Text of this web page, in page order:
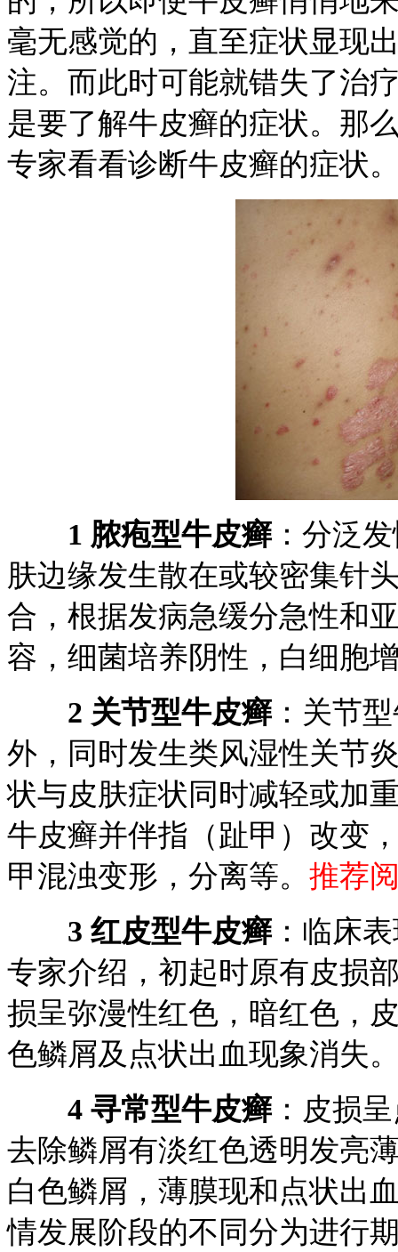
毫无感觉的，直至症状显现
注。而此时可能就错失了治
是要了解牛皮癣的症状。那
专家看看诊断牛皮癣的症状
1 脓疱型牛皮癣 ：分泛
肤边缘发生散在或较密集针
合，根据发病急缓分急性和
容，细菌培养阴性，白细胞
2 关节型牛皮癣 ：关节
外，同时发生类风湿性关节
状与皮肤症状同时减轻或加
牛皮癣并伴指（趾甲）改变
甲混浊变形，分离等。 推荐
3 红皮型牛皮癣 ：临床
专家介绍，初起时原有皮损
损呈弥漫性红色，暗红色，
色鳞屑及点状出血现象消失
4 寻常型牛皮癣 ：皮损
去除鳞屑有淡红色透明发亮
白色鳞屑，薄膜现和点状出
情发展阶段的不同分为进行